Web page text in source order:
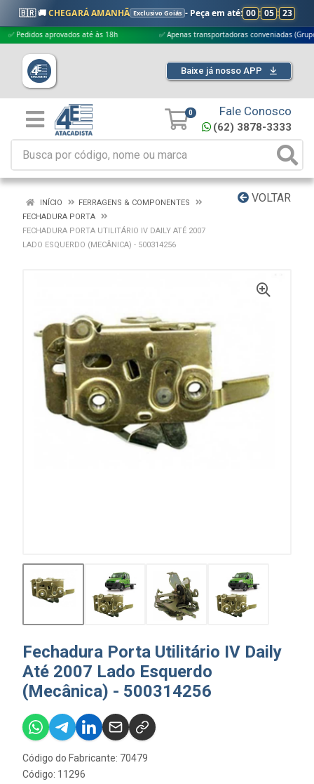
🇧🇷 🚚CHEGARÁ AMANHÃ Exclusivo Goiás - Peça em até: 00 : 05 : 22
aprovados até às 18h ✅ Apenas transportadoras conveniadas (Grupo G5)
Baixe já nosso APP
0 Fale Conosco
(62) 3878-3333
VOLTAR
INÍCIO
FERRAGENS & COMPONENTES
FECHADURA PORTA
FECHADURA PORTA UTILITÁRIO IV DAILY ATÉ 2007
LADO ESQUERDO (MECÂNICA) - 500314256
Fechadura Porta Utilitário IV Daily
Até 2007 Lado Esquerdo
(Mecânica) - 500314256
Código do Fabricante: 70479
Código: 11296